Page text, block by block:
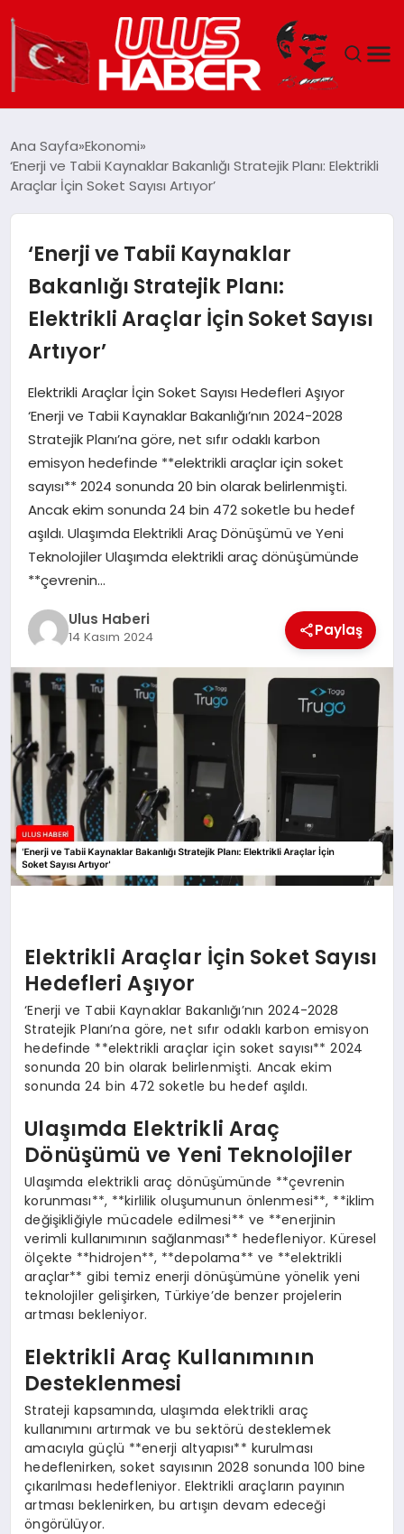
DÜNYA
TEKNOLOJI
MAGAZIN
SPOR
YAŞAM
Ana Sayfa Ekonomi
‘Enerji ve Tabii Kaynaklar Bakanlığı Stratejik Planı: Elektrikli
Araçlar İçin Soket Sayısı Artıyor’
‘Enerji ve Tabii Kaynaklar
Bakanlığı Stratejik Planı:
Elektrikli Araçlar İçin Soket Sayısı
Artıyor’
Elektrikli Araçlar İçin Soket Sayısı Hedefleri Aşıyor
‘Enerji ve Tabii Kaynaklar Bakanlığı’nın 2024-2028
Stratejik Planı’na göre, net sıfır odaklı karbon
emisyon hedefinde **elektrikli araçlar için soket
sayısı** 2024 sonunda 20 bin olarak belirlenmişti.
Ancak ekim sonunda 24 bin 472 soketle bu hedef
aşıldı. Ulaşımda Elektrikli Araç Dönüşümü ve Yeni
Teknolojiler Ulaşımda elektrikli araç dönüşümünde
**çevrenin…
Ulus Haberi
14 Kasım 2024 Paylaş
Elektrikli Araçlar İçin Soket Sayısı
Hedefleri Aşıyor
‘Enerji ve Tabii Kaynaklar Bakanlığı’nın 2024-2028
Stratejik Planı’na göre, net sıfır odaklı karbon emisyon
hedefinde **elektrikli araçlar için soket sayısı** 2024
sonunda 20 bin olarak belirlenmişti. Ancak ekim
sonunda 24 bin 472 soketle bu hedef aşıldı.
Ulaşımda Elektrikli Araç
Dönüşümü ve Yeni Teknolojiler
Ulaşımda elektrikli araç dönüşümünde **çevrenin
korunması**, **kirlilik oluşumunun önlenmesi**, **iklim
değişikliğiyle mücadele edilmesi** ve **enerjinin
verimli kullanımının sağlanması** hedefleniyor. Küresel
ölçekte **hidrojen**, **depolama** ve **elektrikli
araçlar** gibi temiz enerji dönüşümüne yönelik yeni
teknolojiler gelişirken, Türkiye’de benzer projelerin
artması bekleniyor.
Elektrikli Araç Kullanımının
Desteklenmesi
Strateji kapsamında, ulaşımda elektrikli araç
kullanımını artırmak ve bu sektörü desteklemek
amacıyla güçlü **enerji altyapısı** kurulması
hedeflenirken, soket sayısının 2028 sonunda 100 bine
çıkarılması hedefleniyor. Elektrikli araçların payının
artması beklenirken, bu artışın devam edeceği
öngörülüyor.